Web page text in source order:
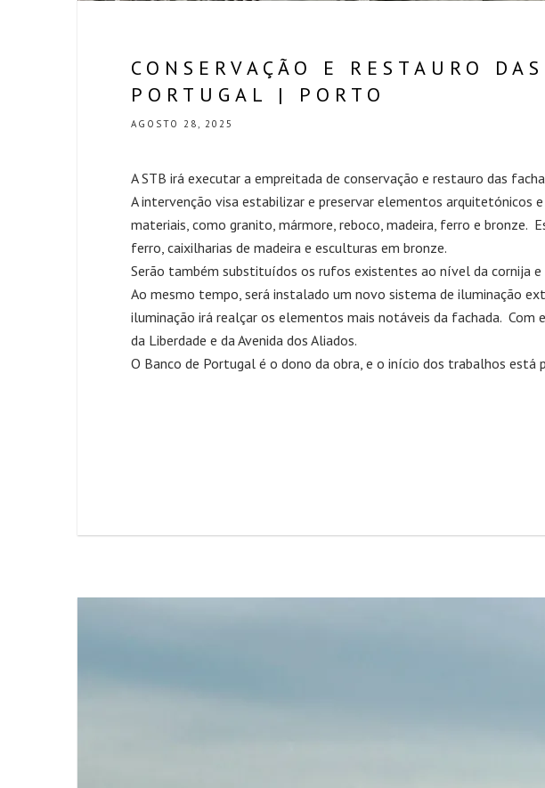
CONSERVAÇÃO E RESTAURO
PORTUGAL | PORTO
AGOSTO 28, 2025
A STB irá executar a empreitada de conservação e restauro das
A intervenção visa estabilizar e preservar elementos
materiais, como granito, mármore, reboco, madeira, ferro e bronze.
ferro, caixilharias de madeira e esculturas em bronze.
Serão também substituídos os rufos existentes ao nível da cornija e
Ao mesmo tempo, será instalado um novo sistema de iluminação
iluminação irá realçar os elementos mais notáveis da fachada.
da Liberdade e da Avenida dos Aliados.
O Banco de Portugal é o dono da obra, e o início dos trabalhos